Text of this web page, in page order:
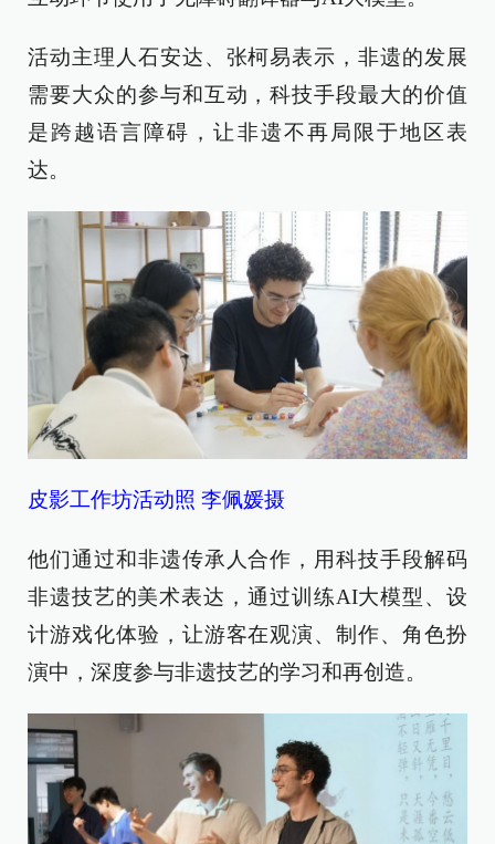
活动主理人石安达、张柯易表示，非遗的发展
需要大众的参与和互动，科技手段最大的价值
是跨越语言障碍，让非遗不再局限于地区表
达。
皮影工作坊活动照 李佩媛摄
他们通过和非遗传承人合作，用科技手段解码
非遗技艺的美术表达，通过训练AI大模型、设
计游戏化体验，让游客在观演、制作、角色扮
演中，深度参与非遗技艺的学习和再创造。